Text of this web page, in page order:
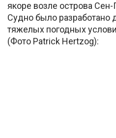
якоре возле острова
Судно было разработано
тяжелых погодных
(Фото Patrick Hertzog):